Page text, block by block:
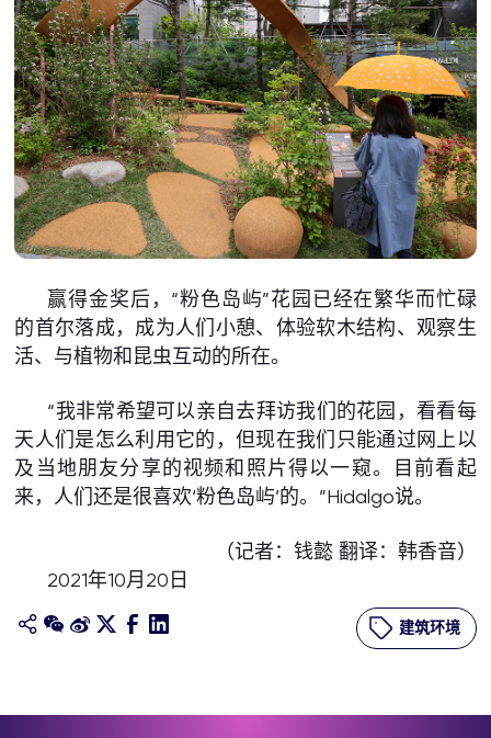
赢得金奖后，“粉色岛屿”花园已经在繁华而忙碌
的首尔落成，成为人们小憩、体验软木结构、观察生
活、与植物和昆虫互动的所在。
“我非常希望可以亲自去拜访我们的花园，看看每
天人们是怎么利用它的，但现在我们只能通过网上以
及当地朋友分享的视频和照片得以一窥。目前看起
来，人们还是很喜欢‘粉色岛屿’的。”Hidalgo说。
（记者：钱懿 翻译：韩香音）
2021年10月20日
建筑环境